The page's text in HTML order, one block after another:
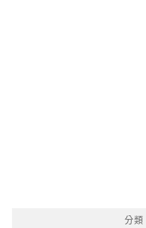
分類